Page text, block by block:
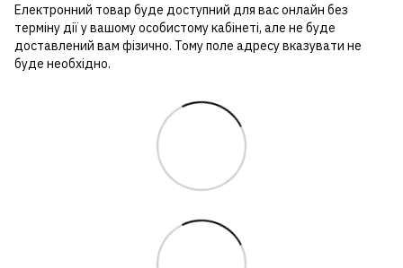
Електронний товар буде доступний для вас онлайн без
терміну дії у вашому особистому кабінеті, але не буде
доставлений вам фізично. Тому поле адресу вказувати не
буде необхідно.